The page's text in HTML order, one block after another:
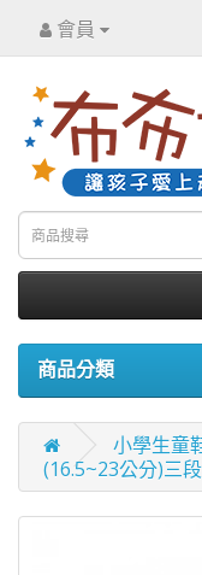
會員
商品分類
小學生童
(16.5~23公分)三